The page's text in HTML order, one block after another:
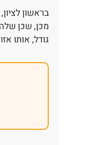
גודל, אותו